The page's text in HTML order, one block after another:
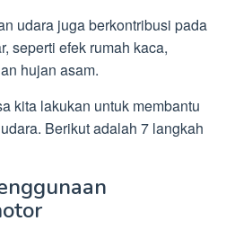
udara juga berkontribusi pada
seperti efek rumah kaca,
hujan asam.
kita lakukan untuk membantu
Berikut adalah 7 langkah